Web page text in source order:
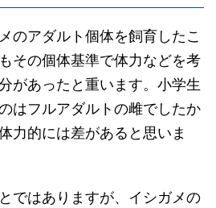
のアダルト個体を飼育したこ
その個体基準で体力などを考
があったと重います。小学生
はフルアダルトの雌でしたか
力的には差があると思いま
ではありますが、イシガメの